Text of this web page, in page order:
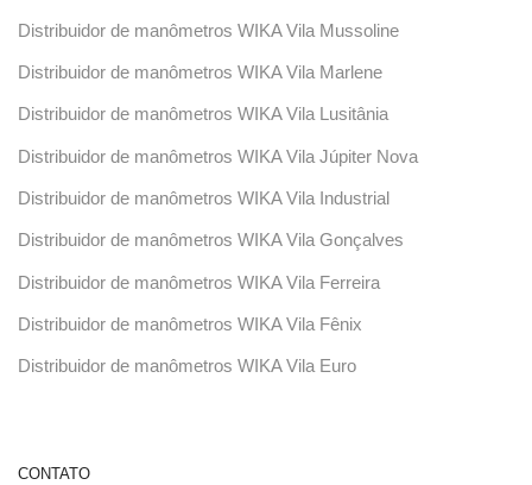
Distribuidor de manômetros WIKA Vila Mussoline
Distribuidor de manômetros WIKA Vila Marlene
Distribuidor de manômetros WIKA Vila Lusitânia
Distribuidor de manômetros WIKA Vila Júpiter Nova
Distribuidor de manômetros WIKA Vila Industrial
Distribuidor de manômetros WIKA Vila Gonçalves
Distribuidor de manômetros WIKA Vila Ferreira
Distribuidor de manômetros WIKA Vila Fênix
Distribuidor de manômetros WIKA Vila Euro
CONTATO